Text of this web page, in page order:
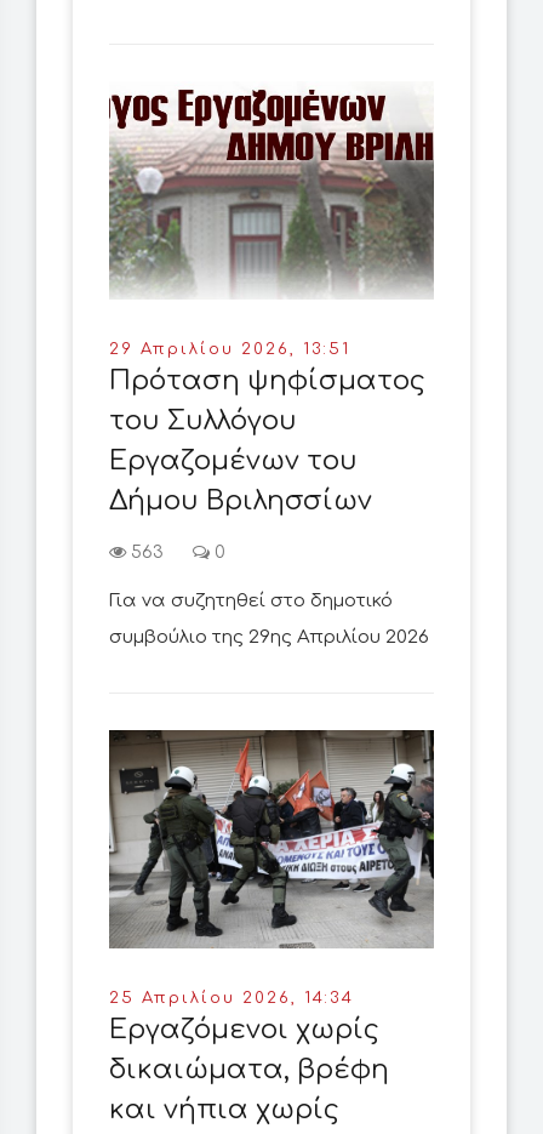
29 Απριλίου 2026, 13:51
Πρόταση ψηφίσματος
του Συλλόγου
Εργαζομένων του
Δήμου Βριλησσίων
563 0
Για να συζητηθεί στο δημοτικό
συμβούλιο της 29ης Απριλίου 2026
25 Απριλίου 2026, 14:34
Εργαζόμενοι χωρίς
δικαιώματα, βρέφη
και νήπια χωρίς